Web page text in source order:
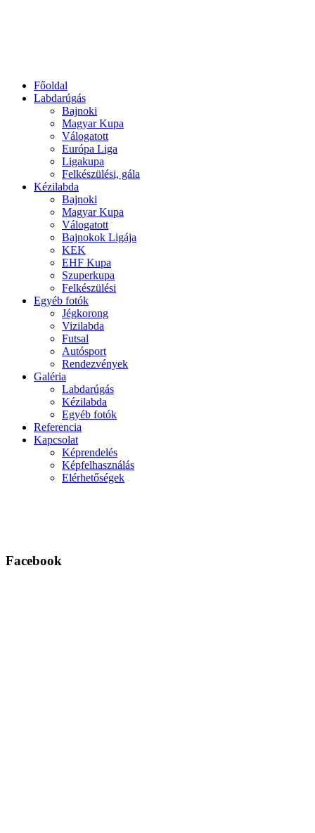
Főoldal
Labdarúgás
Bajnoki
Magyar Kupa
Válogatott
Európa Liga
Ligakupa
Felkészülési, gála
Kézilabda
Bajnoki
Magyar Kupa
Válogatott
Bajnokok Ligája
KEK
EHF Kupa
Szuperkupa
Felkészülési
Egyéb fotók
Jégkorong
Vizilabda
Futsal
Autósport
Rendezvények
Galéria
Labdarúgás
Kézilabda
Egyéb fotók
Referencia
Kapcsolat
Képrendelés
Képfelhasználás
Elérhetőségek
Facebook